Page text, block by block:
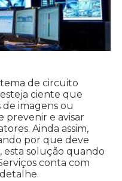
de circuito
ciente que
imagens ou
prevenir e avisar
Ainda assim,
por que deve
esta solução quando
conta com